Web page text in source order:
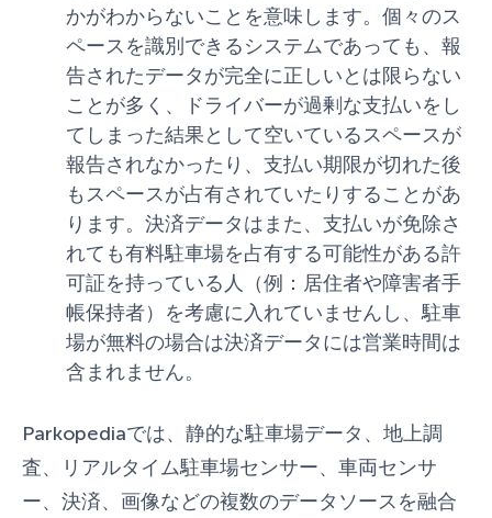
かがわからないことを意味します。個々のス
ペースを識別できるシステムであっても、報
告されたデータが完全に正しいとは限らない
ことが多く、ドライバーが過剰な支払いをし
てしまった結果として空いているスペースが
報告されなかったり、支払い期限が切れた後
もスペースが占有されていたりすることがあ
ります。決済データはまた、支払いが免除さ
れても有料駐車場を占有する可能性がある許
可証を持っている人（例：居住者や障害者手
帳保持者）を考慮に入れていませんし、駐車
場が無料の場合は決済データには営業時間は
含まれません。
Parkopediaでは、静的な駐車場データ、地上調
査、リアルタイム駐車場センサー、車両センサ
ー、決済、画像などの複数のデータソースを融合